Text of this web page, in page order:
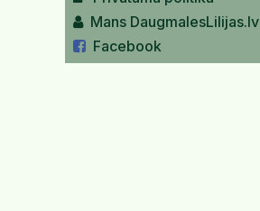
Mans DaugmalesLilijas.lv
Facebook